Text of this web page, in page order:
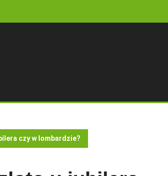
czy w lombardzie?